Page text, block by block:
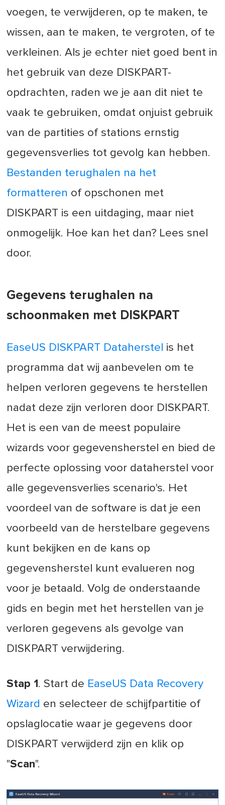
voegen, te verwijderen, op te maken, te
wissen, aan te maken, te vergroten, of te
verkleinen. Als je echter niet goed bent in
het gebruik van deze DISKPART-
opdrachten, raden we je aan dit niet te
vaak te gebruiken, omdat onjuist gebruik
van de partities of stations ernstig
gegevensverlies tot gevolg kan hebben.
Bestanden terughalen na het
formatteren of opschonen met
DISKPART is een uitdaging, maar niet
onmogelijk. Hoe kan het dan? Lees snel
door.
Gegevens terughalen na
schoonmaken met DISKPART
EaseUS DISKPART Dataherstel is het
programma dat wij aanbevelen om te
helpen verloren gegevens te herstellen
nadat deze zijn verloren door DISKPART.
Het is een van de meest populaire
wizards voor gegevensherstel en bied de
perfecte oplossing voor dataherstel voor
alle gegevensverlies scenario's. Het
voordeel van de software is dat je een
voorbeeld van de herstelbare gegevens
kunt bekijken en de kans op
gegevensherstel kunt evalueren nog
voor je betaald. Volg de onderstaande
gids en begin met het herstellen van je
verloren gegevens als gevolge van
DISKPART verwijdering.
Stap 1 . Start de EaseUS Data Recovery
Wizard en selecteer de schijfpartitie of
opslaglocatie waar je gegevens door
DISKPART verwijderd zijn en klik op
"Scan".